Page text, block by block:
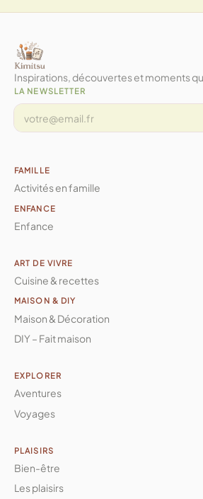
Inspirations, découvertes et moments
LA NEWSLETTER
FAMILLE
Activités en famille
ENFANCE
Enfance
ART DE VIVRE
Cuisine & recettes
MAISON & DIY
Maison & Décoration
DIY – Fait maison
EXPLORER
Aventures
Voyages
PLAISIRS
Bien-être
Les plaisirs